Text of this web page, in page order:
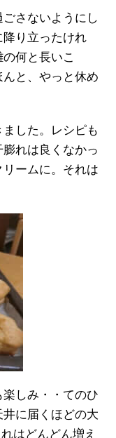
さないようにし
り立ったけれ
何と長いこ
と、やっと休め
した。レシピも
れは良くなかっ
ームに。それは
しみ・・てのひ
に届くほどの大
はどんどん増え